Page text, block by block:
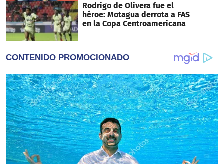
Rodrigo de Olivera fue el
héroe: Motagua derrota a FAS
en la Copa Centroamericana